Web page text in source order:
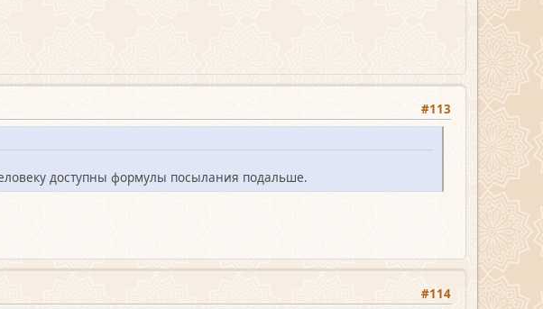
#113
доступны формулы посылания подальше.
#114